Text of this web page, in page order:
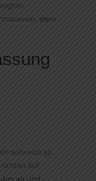
etwa
teilweise so
richten auf
an und